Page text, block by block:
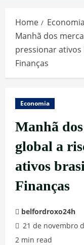
Home
Economia
Manhã dos
pressionar
Finanças
Economia
Manhã
global a
ativos
Finanças
belfordroxo24h
21 de novembro
2 min read